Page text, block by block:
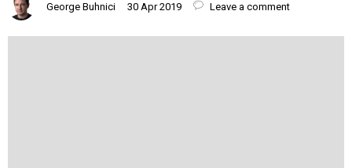
George Buhnici 30 Apr 2019 Leave a comment